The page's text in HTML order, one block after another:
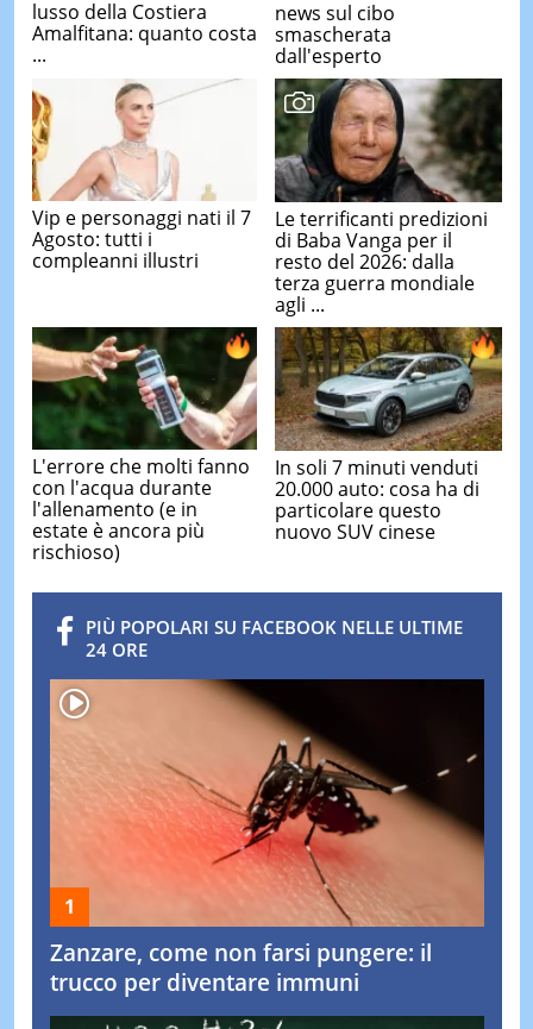
lusso della Costiera
Amalfitana: quanto costa
...
news sul cibo
smascherata
dall'esperto
Vip e personaggi nati il 7
Agosto: tutti i
compleanni illustri
Le terrificanti predizioni
di Baba Vanga per il
resto del 2026: dalla
terza guerra mondiale
agli ...
L'errore che molti fanno
con l'acqua durante
l'allenamento (e in
estate è ancora più
rischioso)
In soli 7 minuti venduti
20.000 auto: cosa ha di
particolare questo
nuovo SUV cinese
PIÙ POPOLARI SU FACEBOOK NELLE ULTIME
24 ORE
Zanzare, come non farsi pungere: il
trucco per diventare immuni